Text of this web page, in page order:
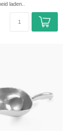
laden..